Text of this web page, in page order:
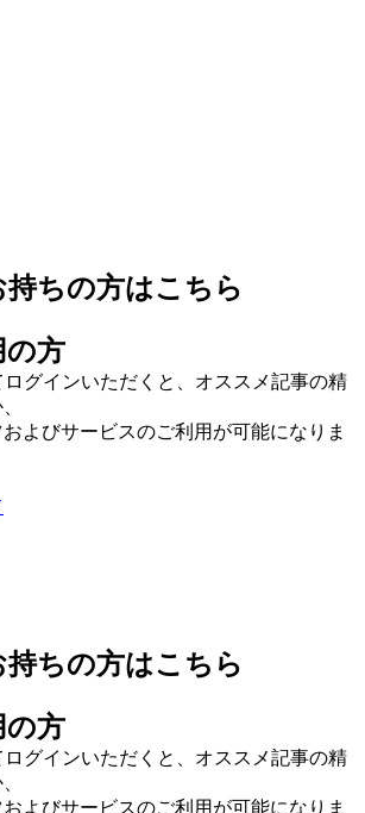
ちの方はこちら
の方
グインいただくと、オススメ記事の精
よびサービスのご利用が可能になりま
ちの方はこちら
の方
グインいただくと、オススメ記事の精
よびサービスのご利用が可能になりま